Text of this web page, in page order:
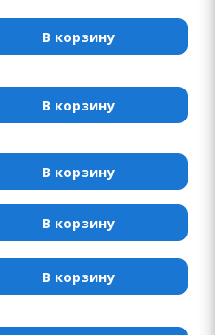
В корзину
В корзину
В корзину
В корзину
В корзину